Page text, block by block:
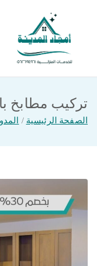
المحتوى
تركيب مطابخ
الصفحة الرئيسية